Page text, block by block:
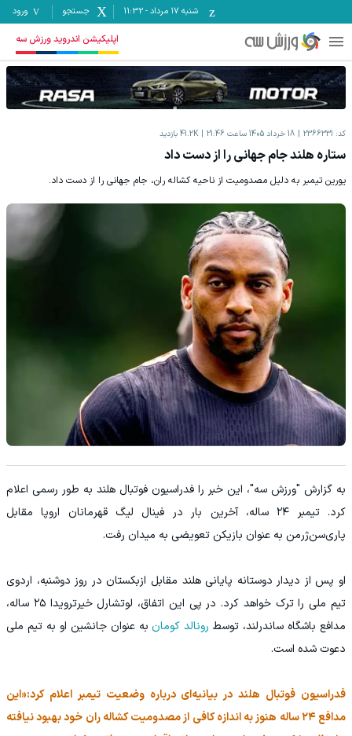
شنبه ۱۷ مرداد -
11:32 جستجو ورود
اپلیکیشن اندروید ورزش سه
کد: 2366331 18 خرداد 1405 ساعت 21:46 41.2K بازدید
ستاره هلند جام جهانی را از دست داد
یورین تیمبر به دلیل مصدومیت از ناحیه کشاله ران، جام جهانی را از دست داد.
به گزارش "ورزش سه"، این خبر را فدراسیون فوتبال هلند به طور رسمی اعلام
کرد. تیمبر ۲۴ ساله، آخرین بار در فینال لیگ قهرمانان اروپا مقابل
پاری‌سن‌ژرمن به عنوان بازیکن تعویضی به میدان رفت.
او پس از دیدار دوستانه پایانی هلند مقابل ازبکستان در روز دوشنبه، اردوی
تیم ملی را ترک خواهد کرد. در پی این اتفاق، لوتشارل خیرترویدا ۲۵ ساله،
مدافع باشگاه ساندرلند، توسط رونالد کومانبه عنوان جانشین او به تیم ملی
دعوت شده است.
فدراسیون فوتبال هلند در بیانیه‌ای درباره وضعیت تیمبر اعلام کرد:«این
مدافع ۲۴ ساله هنوز به اندازه کافی از مصدومیت کشاله ران خود بهبود نیافته